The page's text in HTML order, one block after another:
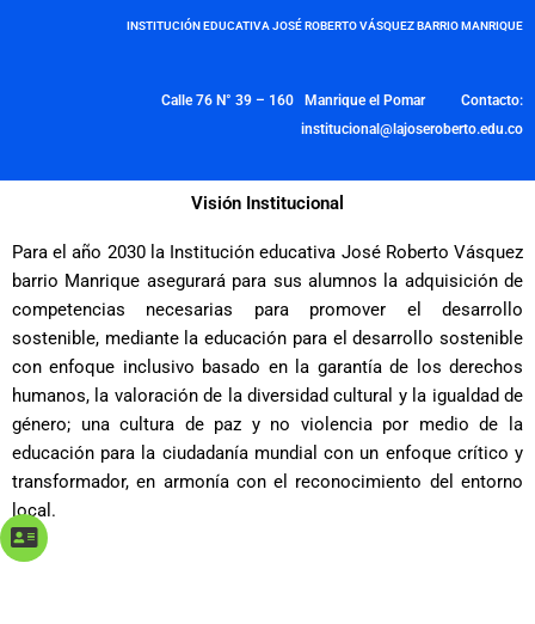
INSTITUCIÓN EDUCATIVA JOSÉ ROBERTO VÁSQUEZ BARRIO MANRIQUE
Calle 76 N° 39 – 160 Manrique el Pomar Contacto:
institucional@lajoseroberto.edu.co
Visión Institucional
Para el año 2030 la Institución educativa José Roberto Vásquez
barrio Manrique asegurará para sus alumnos la adquisición de
competencias necesarias para promover el desarrollo
sostenible, mediante la educación para el desarrollo sostenible
con enfoque inclusivo basado en la garantía de los derechos
humanos, la valoración de la diversidad cultural y la igualdad de
género; una cultura de paz y no violencia por medio de la
educación para la ciudadanía mundial con un enfoque crítico y
transformador, en armonía con el reconocimiento del entorno
local.